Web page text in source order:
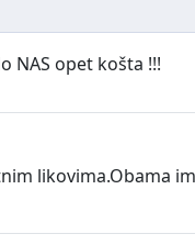
NAS opet košta !!!
likovima.Obama